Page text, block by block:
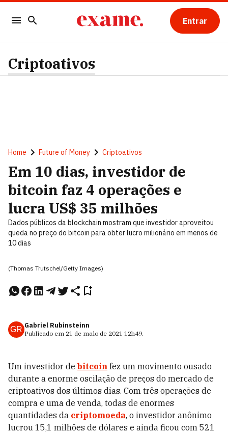
Entrar
Criptoativos
Home Future of Money Criptoativos
Em 10 dias, investidor de
bitcoin faz 4 operações e
lucra US$ 35 milhões
Dados públicos da blockchain mostram que investidor aproveitou
queda no preço do bitcoin para obter lucro milionário em menos de
10 dias
(Thomas Trutschel/Getty Images)
GR Gabriel Rubinsteinn
Publicado em 21 de maio de 2021 12h49.
Um investidor de bitcoin fez um movimento ousado
durante a enorme oscilação de preços do mercado de
criptoativos dos últimos dias. Com três operações de
compra e uma de venda, todas de enormes
quantidades da criptomoeda, o investidor anônimo
lucrou 15,1 milhões de dólares e ainda ficou com 521